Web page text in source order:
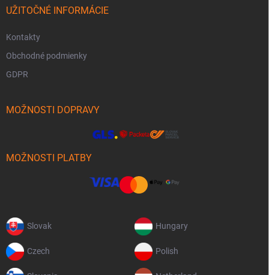
UŽITOČNÉ INFORMÁCIE
Kontakty
Obchodné podmienky
GDPR
MOŽNOSTI DOPRAVY
MOŽNOSTI PLATBY
Slovak Hungary
Czech Polish